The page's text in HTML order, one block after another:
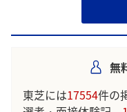
「企業研究を徹底する
ードで話せるようにす
す。
学生の声を就職活
※AIを使用し、過去3年間
のユーザの投稿は下記の
無
東芝には17554件の